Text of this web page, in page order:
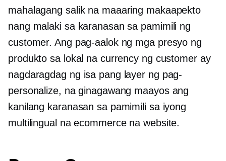
mahalagang salik na maaaring makaapekto
nang malaki sa karanasan sa pamimili ng
customer. Ang pag-aalok ng mga presyo ng
produkto sa lokal na currency ng customer ay
nagdaragdag ng isa pang layer ng pag-
personalize, na ginagawang maayos ang
kanilang karanasan sa pamimili sa iyong
multilingual na ecommerce na website.